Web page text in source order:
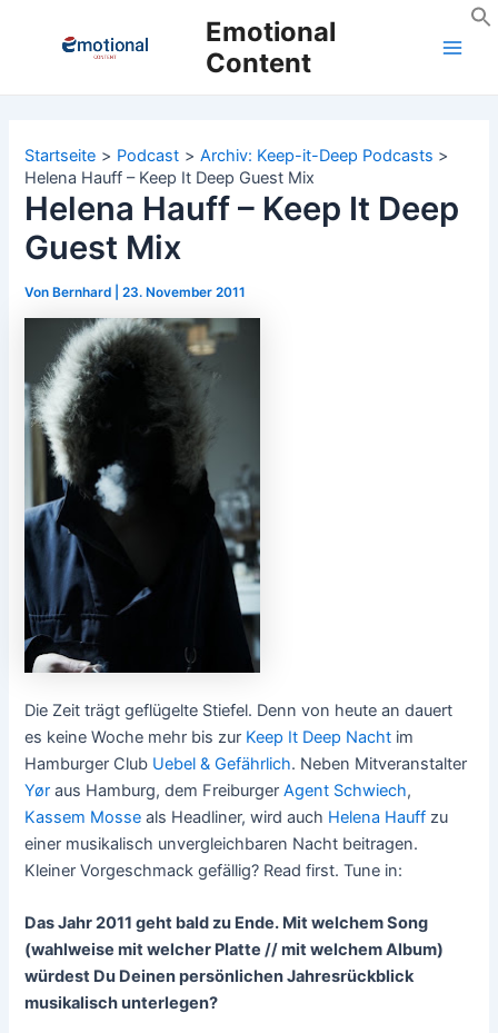
Emotional
Content
Startseite Podcast
Archiv: Keep-it-Deep Podcasts
Helena Hauff – Keep It Deep Guest Mix
Helena Hauff – Keep It Deep
Guest Mix
Von Bernhard |23. November 2011
Die Zeit trägt geflügelte Stiefel. Denn von heute an dauert
es keine Woche mehr bis zur Keep It Deep Nacht im
Hamburger Club Uebel & Gefährlich. Neben Mitveranstalter
Yør aus Hamburg, dem FreiburgerAgent Schwiech,
Kassem Mosse als Headliner, wird auch Helena Hauff zu
einer musikalisch unvergleichbaren Nacht beitragen.
Kleiner Vorgeschmack gefällig? Read first. Tune in:
Das Jahr 2011 geht bald zu Ende. Mit welchem Song
(wahlweise mit welcher Platte // mit welchem Album)
würdest Du Deinen persönlichen Jahresrückblick
musikalisch unterlegen?